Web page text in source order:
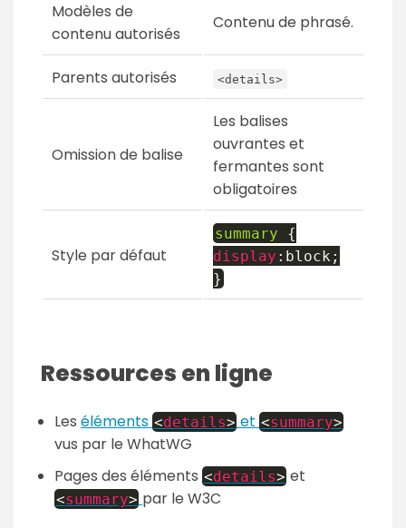
Modèles de
contenu autorisés
Contenu de phrasé.
Parents autorisés <details>
Omission de balise
Les balises
ouvrantes et
fermantes sont
obligatoires
Style par défaut
summary
{
display : block ;
}
Ressources en ligne
Les éléments <details> et<summary>
vus par le WhatWG
Pages des éléments <details> et
<summary> par le W3C